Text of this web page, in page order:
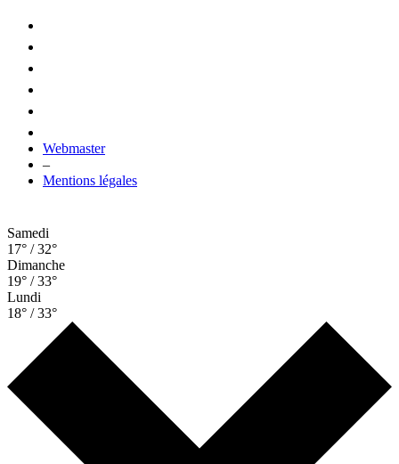
Webmaster
–
Mentions légales
Samedi
17° / 32°
Dimanche
19° / 33°
Lundi
18° / 33°